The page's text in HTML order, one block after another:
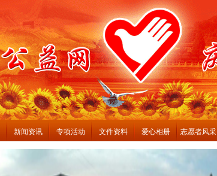
新闻资讯 专项活动 文件资料 爱心相册 志愿者风采